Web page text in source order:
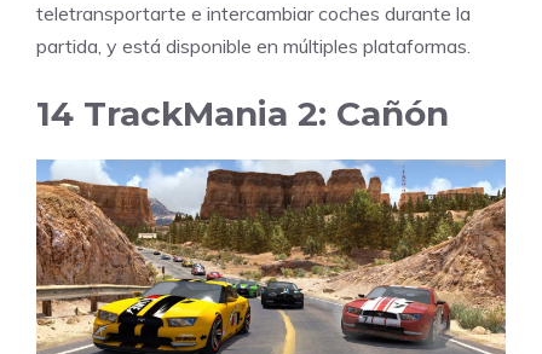
teletransportarte e intercambiar coches durante la
partida, y está disponible en múltiples plataformas.
14 TrackMania 2: Cañón